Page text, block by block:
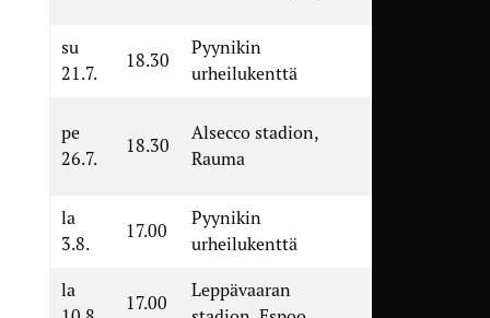
su
21.7.
18.30
Pyynikin
urheilukenttä
pe
26.7.
18.30
Alsecco stadion,
Rauma
la
3.8.
17.00
Pyynikin
urheilukenttä
la
17.00
Leppävaaran